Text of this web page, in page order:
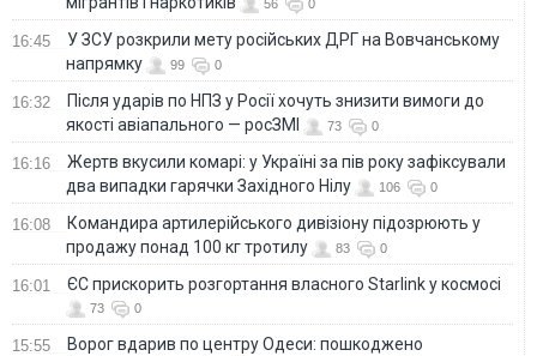
56 0
16:45
У ЗСУ розкрили мету російських ДРГ на Вовчанському
напрямку
99 0
16:32
Після ударів по НПЗ у Росії хочуть знизити вимоги до
якості авіапального — росЗМІ
73 0
16:16
Жертв вкусили комарі: у Україні за пів року зафіксували
два випадки гарячки Західного Нілу
106 0
16:08
Командира артилерійського дивізіону підозрюють у
продажу понад 100 кг тротилу
83 0
16:01 ЄС прискорить розгортання власного Starlink у космосі
73 0
15:55
Ворог вдарив по центру Одеси: пошкоджено